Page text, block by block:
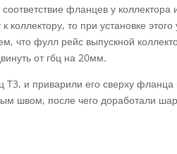
фланцев у
то при установке этого
что фулл рейс выпускной
от гбц на 20мм.
и приварили его сверху фланца
швом, после чего доработали